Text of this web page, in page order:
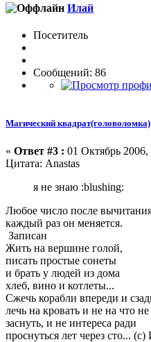
Илай
Посетитель
Сообщений: 86
Магический квадрат(головоломка)
« Ответ #3 : 01 Октябрь 2006,
Цитата: Anastas
я не знаю :blushing:
Любое число после
каждый раз он меняется.
Записан
Жить на вершине голой,
писать простые сонеты
и брать у людей из дома
хлеб, вино и котлеты...
Сжечь корабли впереди и
лечь на кровать и не на что не
заснуть, и не интереса ради
проснуться лет через сто...